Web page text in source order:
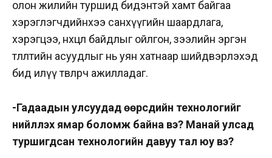
олон жилийн туршид бидэнтэй хамт байгаа
хэрэглэгчдийнхээ санхүүгийн шаардлага,
хэрэгцээ, нөхцөл байдлыг ойлгон, зээлийн эргэн
төлөлтийн асуудлыг нь уян хатнаар шийдвэрлэхэд
бид илүү төвлөрч ажилладаг.
-Гадаадын улсуудад өөрсдийн технологийг
нийлүүлэх ямар боломж байна вэ? Манай улсад
туршигдсан технологийн давуу тал юу вэ?